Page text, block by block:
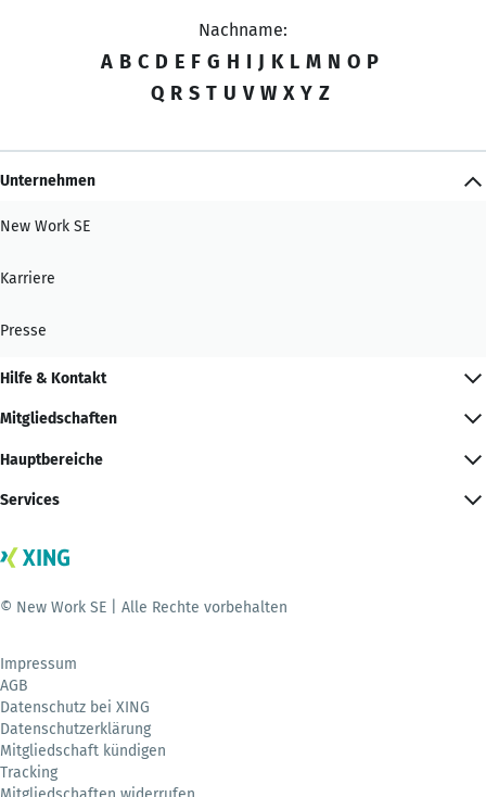
Nachname:
A B C D E F G H I J K L M N O P
Q R S T U V W X Y Z
Unternehmen
New Work SE
Karriere
Presse
Hilfe & Kontakt
Mitgliedschaften
Hauptbereiche
Services
© New Work SE | Alle Rechte vorbehalten
Impressum
AGB
Datenschutz bei XING
Datenschutzerklärung
Mitgliedschaft kündigen
Tracking